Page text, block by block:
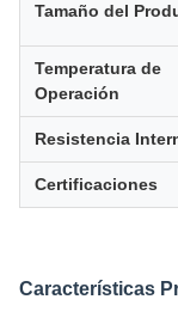
Tamaño del
Temperatura de
Operación
Resistencia
Certificaciones
Características